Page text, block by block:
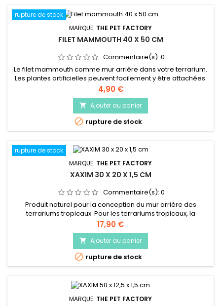
rupture de stock
MARQUE: THE PET FACTORY
FILET MAMMOUTH 40 X 50 CM
Commentaire(s): 0
Le filet mammouth comme mur arrière dans votre terrarium.
Les plantes artificielles peuvent facilement y être attachées.
Beaucoup d'animaux aiment utiliserle filet mammouth pour
grimper, ou pour se retirer du stress en se cachant dans les
plantes qui peuvent être attachées au filet.
Prix
4,90 €
 Ajouter au panier
 rupture de stock
rupture de stock
MARQUE: THE PET FACTORY
XAXIM 30 X 20 X 1,5 CM
Commentaire(s): 0
Produit naturel pour la conception du mur arrière des
terrariums tropicaux. Pour les terrariums tropicaux, la
décoration parfaite du terrarium est possible avec nos
plaques xaxim Arrière-plan. Xaxim est un produit des forêts
humides, il peut être trouvé dans les nombreux espaces
entre les graines et les spores de plantes vivantes,
principalement des...
Prix
17,90 €
 Ajouter au panier
 rupture de stock
MARQUE: THE PET FACTORY